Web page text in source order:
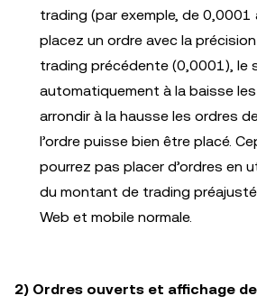
trading (par exemple, de 0,0001
placez un ordre avec la
trading précédente (0,0001), le
automatiquement à la baisse
arrondir à la hausse les ordres
l’ordre puisse bien être placé.
pourrez pas placer d’ordres en
du montant de trading
Web et mobile normale.
2) Ordres ouverts et affichage